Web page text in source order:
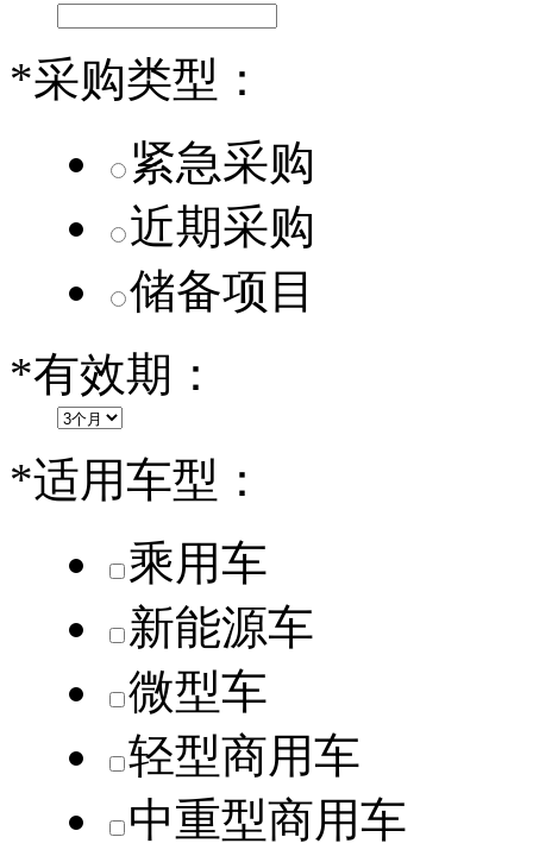
第二代 AION V核心零部件配套供应商一览
*采购类型：
紧急采购
近期采购
储备项目
*有效期：
*适用车型：
乘用车
新能源车
微型车
轻型商用车
中重型商用车